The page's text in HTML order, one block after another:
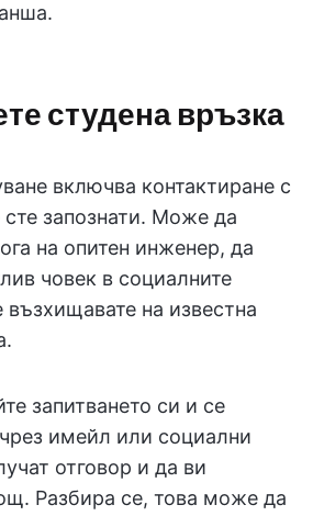
студена връзка
включва контактиране с
сте запознати. Може да
на опитен инженер, да
човек в социалните
на известна
запитването си и се
имейл или социални
отговор и да ви
Разбира се, това може да